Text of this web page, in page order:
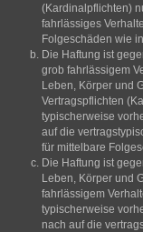
(Kardinalpflichten)
fahrlässiges
Folgeschäden wie
Die Haftung ist
grob fahrlässigem
Leben, Körper und
Vertragspflichten
typischerweise
auf die
für mittelbare
Die Haftung ist
Leben, Körper und
fahrlässigem
typischerweise
nach auf die